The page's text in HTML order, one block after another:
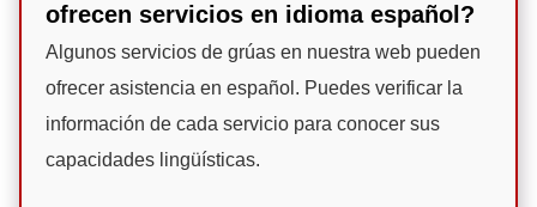
ofrecen servicios en idioma español?
Algunos servicios de grúas en nuestra web pueden
ofrecer asistencia en español. Puedes verificar la
información de cada servicio para conocer sus
capacidades lingüísticas.